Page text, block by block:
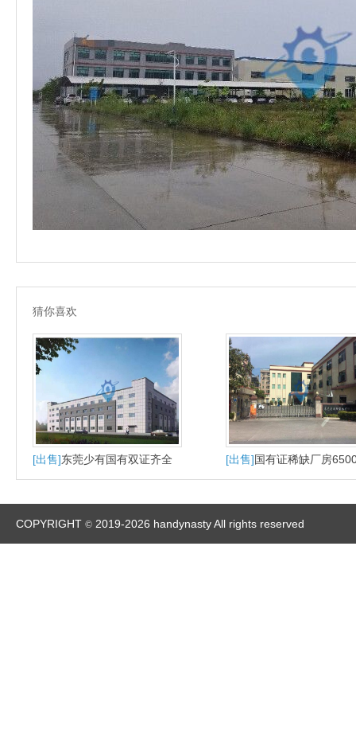
猜你喜欢
[出售]东莞少有国有双证齐全
的超长年33年出售
[出售]国有证稀缺厂房
方出售
COPYRIGHT © 2019-2026 handynasty All rights reserved